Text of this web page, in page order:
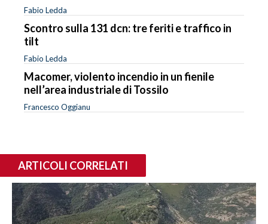
Fabio Ledda
Scontro sulla 131 dcn: tre feriti e traffico in
tilt
Fabio Ledda
Macomer, violento incendio in un fienile
nell’area industriale di Tossilo
Francesco Oggianu
ARTICOLI CORRELATI